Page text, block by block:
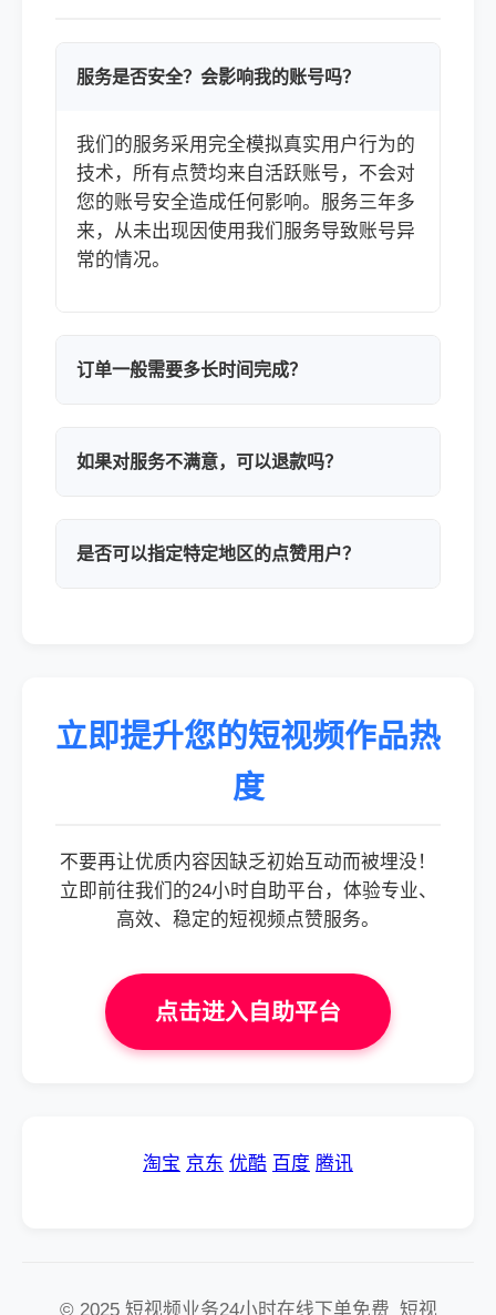
服务是否安全？会影响我的账号吗？
我们的服务采用完全模拟真实用户行为的
技术，所有点赞均来自活跃账号，不会对
您的账号安全造成任何影响。服务三年多
来，从未出现因使用我们服务导致账号异
常的情况。
订单一般需要多长时间完成？
如果对服务不满意，可以退款吗？
是否可以指定特定地区的点赞用户？
立即提升您的短视频作品热
度
不要再让优质内容因缺乏初始互动而被埋没！
立即前往我们的24小时自助平台，体验专业、
高效、稳定的短视频点赞服务。
点击进入自助平台
淘宝 京东 优酷 百度 腾讯
© 2025 短视频业务24小时在线下单免费_短视